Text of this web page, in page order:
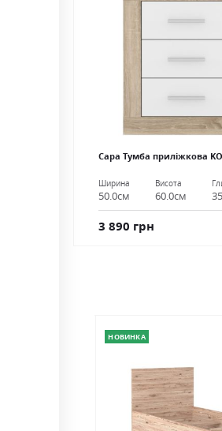
Сара Тумба приліжкова
Ширина
50.0см
Висота
60.0см
3 890 грн
НОВИНКА